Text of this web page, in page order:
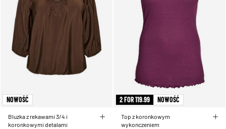
NOWOŚĆ
Bluzka z rekawami 3/4 i
koronkowymi detalami
2 FOR 119.99 NOWOŚĆ
Top z koronkowym
wykonczeniem